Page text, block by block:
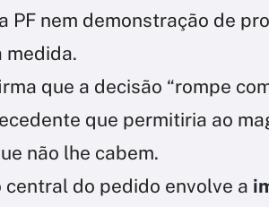
PF nem demonstração de
medida.
que a decisão “rompe
que permitiria ao
não lhe cabem.
central do pedido envolve a